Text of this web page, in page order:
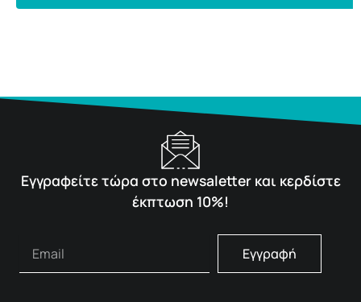
Εγγραφείτε τώρα στο newsaletter και κερδίστε
έκπτωση 10%!
Εγγραφή